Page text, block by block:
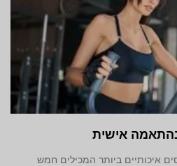
אישית
איכותיים ביותר המכילים חמש